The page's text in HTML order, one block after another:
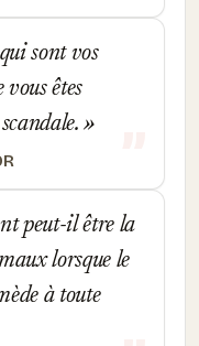
sont vos
êtes
peut-il être la
lorsque le
à toute